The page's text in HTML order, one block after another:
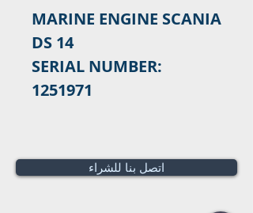
MARINE ENGINE SCANIA
DS 14
SERIAL NUMBER:
1251971
اتصل بنا للشراء